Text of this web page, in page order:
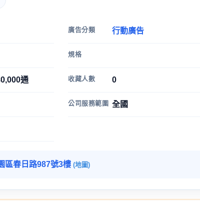
廣告分類 行動廣告
規格
通 收藏人數 0
公司服務範圍 全國
區春日路987號3樓 (地圖)